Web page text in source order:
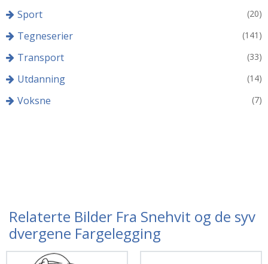
Sport (20)
Tegneserier (141)
Transport (33)
Utdanning (14)
Voksne (7)
Relaterte Bilder Fra Snehvit og de syv
dvergene Fargelegging